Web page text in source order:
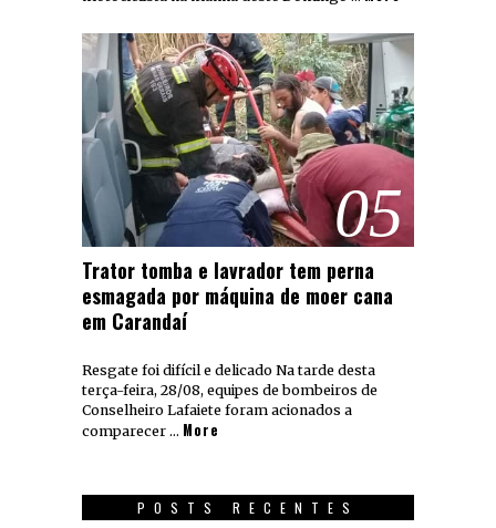
05
Trator tomba e lavrador tem perna
esmagada por máquina de moer cana
em Carandaí
Resgate foi difícil e delicado Na tarde desta
terça-feira, 28/08, equipes de bombeiros de
Conselheiro Lafaiete foram acionados a
comparecer … More
POSTS RECENTES